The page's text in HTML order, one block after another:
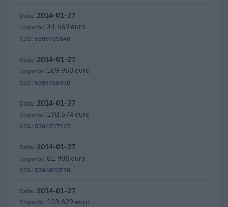
5306735840
2014-01-27
34.669 euro
530676837D
2014-01-27
169.960 euro
5306707127
2014-01-27
178.674 euro
5306802F88
2014-01-27
81.988 euro
2014-01-27
123.629 euro